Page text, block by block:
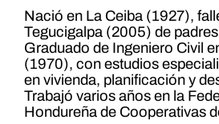
Nació en La Ceiba (1927),
Tegucigalpa (2005) de
Graduado de Ingeniero Civil
(1970), con estudios
en vivienda, planificación y
Trabajó varios años en la
Hondureña de Cooperativas